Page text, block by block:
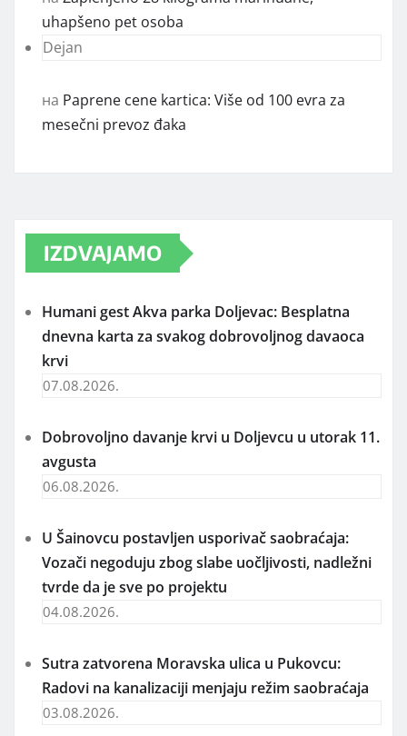
uhapšeno pet osoba
Dejan
на Paprene cene kartica: Više od 100 evra za
mesečni prevoz đaka
IZDVAJAMO
Humani gest Akva parka Doljevac: Besplatna
dnevna karta za svakog dobrovoljnog davaoca
krvi
07.08.2026.
Dobrovoljno davanje krvi u Doljevcu u utorak 11.
avgusta
06.08.2026.
U Šainovcu postavljen usporivač saobraćaja:
Vozači negoduju zbog slabe uočljivosti, nadležni
tvrde da je sve po projektu
04.08.2026.
Sutra zatvorena Moravska ulica u Pukovcu:
Radovi na kanalizaciji menjaju režim saobraćaja
03.08.2026.